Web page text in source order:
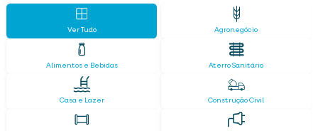
Ver Tudo Agronegócio
Alimentos e Bebidas Aterro Sanitário
Casa e Lazer Construção Civil